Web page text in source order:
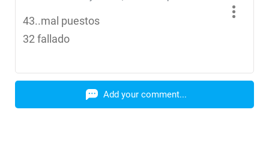
43..mal puestos
32 fallado
Add your comment...